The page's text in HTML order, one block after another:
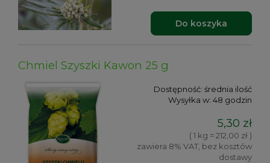
Do koszyka
Chmiel Szyszki Kawon 25 g
Dostępność: średnia ilość
Wysyłka w: 48 godzin
5,30 zł
( 1 kg = 212,00 zł )
zawiera 8% VAT, bez kosztów
dostawy